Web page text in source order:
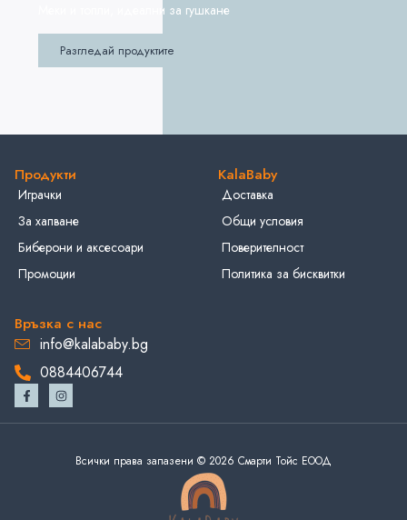
Меки и топли, идеални за гушкане
Разгледай продуктите
Продукти
Играчки
За хапване
Биберони и аксесоари
Промоции
KalaBaby
Доставка
Общи условия
Поверителност
Политика за бисквитки
Връзка с нас
info@kalababy.bg
0884406744
Всички права запазени © 2026 Смарти Тойс ЕООД